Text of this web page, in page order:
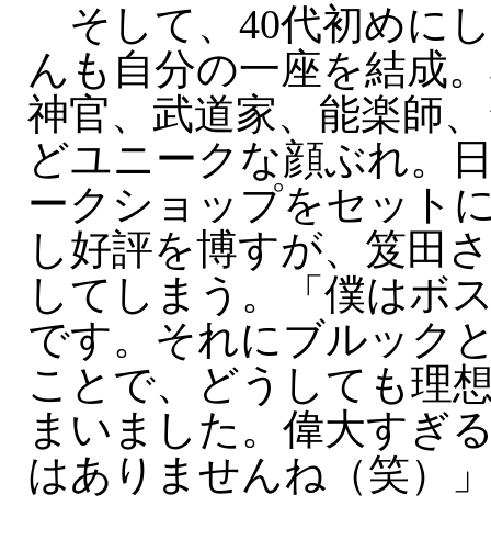
そして、40代初めに
んも自分の一座を結成
神官、武道家、能楽師
どユニークな顔ぶれ。
ークショップをセット
し好評を博すが、笈田
してしまう。「僕はボ
です。それにブルック
ことで、どうしても理
まいました。偉大すぎ
はありませんね（笑）